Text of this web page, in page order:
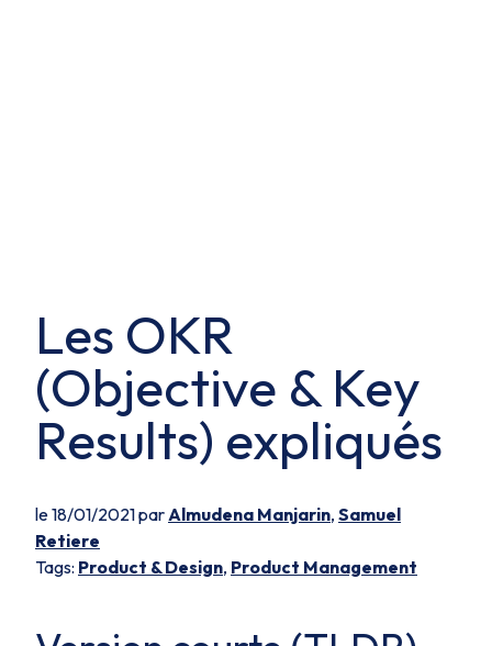
Les OKR
(Objective & Key
Results) expliqués
le 18/01/2021 parAlmudena Manjarin, Samuel
Retiere
Tags: Product & Design, Product Management